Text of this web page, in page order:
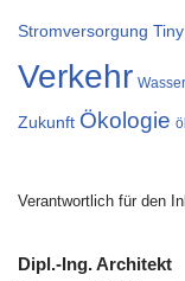
Stromversorgung
Verkehr
Zukunft Ökologie
Verantwortlich für den
Dipl.-Ing. Architekt